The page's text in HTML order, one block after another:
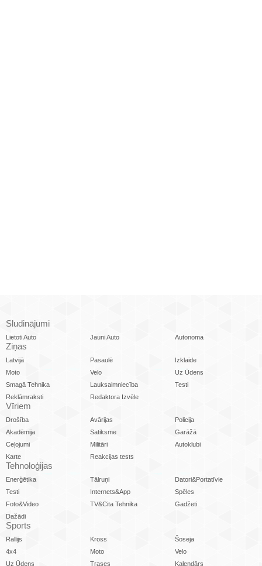
Sludinājumi
Lietoti Auto Jauni Auto Autonoma
Ziņas
Latvijā Pasaulē
Izklaide
Moto
Velo
Uz Ūdens
Smagā Tehnika
Lauksaimniecība
Testi
Reklāmraksti
Redaktora Izvēle
Vīriem
Drošība Avārijas
Policija
Akadēmija
Satiksme
Garāžā
Ceļojumi
Militāri
Autoklubi
Karte
Reakcijas tests
Tehnoloģijas
Enerģētika Tālruņi
Datori&Portatīvie
Testi
Internets&App
Spēles
Foto&Video
TV&Cita Tehnika
Gadžeti
Dažādi
Sports
Rallijs Kross
Šoseja
4x4
Moto
Velo
Uz Ūdens
Trases Kalendārs